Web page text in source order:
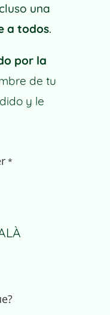
una
a todos.
por la
de tu
y le
*